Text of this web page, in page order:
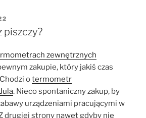
piszczy?
zewnętrznych
zakupie, który jakiś czas
otermometr
. Nieco spontaniczny zakup, by
urządzeniami pracującymi w
drugiej strony nawet gdyby nie